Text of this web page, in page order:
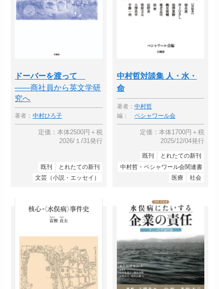
ドーバーを渡って
――商社員から英文学研
究へ
著者： 中村ひろ子
定価：本体2500円＋税
2026/１/31発行
既刊
とれたての新刊
文芸（小説・エッセイ）
中村哲対談集 人・水・
命
著者： 中村哲
編：
ペシャワール会
定価：本体1700円＋税
2025/12/04発行
既刊
とれたての新刊
中村哲・ペシャワール会関連書
医療
社会